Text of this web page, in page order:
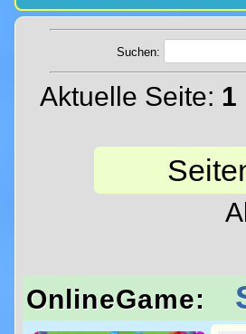
Suchen:
Aktuelle Seite: 1
OnlineGame: